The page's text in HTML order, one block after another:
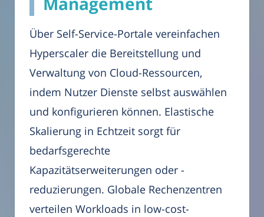
Über Self-Service-Portale vereinfachen
Hyperscaler die Bereitstellung und
Verwaltung von Cloud-Ressourcen,
indem Nutzer Dienste selbst auswählen
und konfigurieren können. Elastische
Skalierung in Echtzeit sorgt für
bedarfsgerechte
Kapazitätserweiterungen oder -
reduzierungen. Globale Rechenzentren
verteilen Workloads in low-cost-